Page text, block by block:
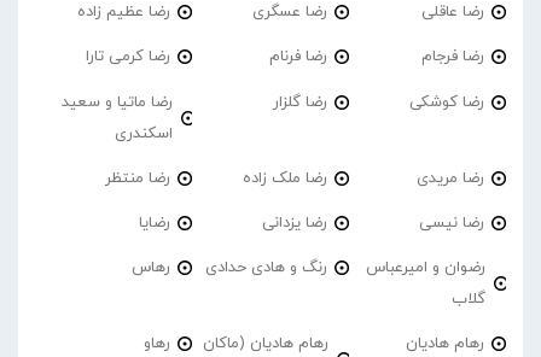
رضا عاقلی رضا عسگری رضا عظیم زاده
رضا فرجام رضا فرنام رضا کرمی تارا
رضا کوشکی رضا گلزار
رضا ماتیا و سعید
اسکندری
رضا مریدی رضا ملک زاده رضا منتظر
رضا نیسی رضا یزدانی رضایا
رضوان و امیرعباس
گلاب
رنگ و هادی حدادی رهاس
رهام هادیان
رهام هادیان (ماکان
رهاو